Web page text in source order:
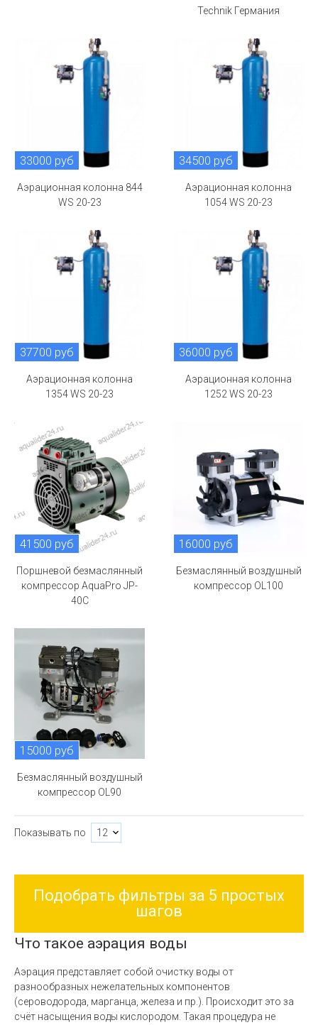
Technik Германия
33000 руб
Аэрационная колонна 844
WS 20-23
34500 руб
Аэрационная колонна
1054 WS 20-23
37700 руб
Аэрационная колонна
1354 WS 20-23
36000 руб
Аэрационная колонна
1252 WS 20-23
41500 руб
Поршневой безмаслянный
компрессор AquaPro JP-
40C
16000 руб
Безмаслянный воздушный
компрессор OL100
15000 руб
Безмаслянный воздушный
компрессор OL90
Показывать по
Подобрать фильтры за 5 простых
шагов
Что такое аэрация воды
Аэрация представляет собой очистку воды от
разнообразных нежелательных компонентов
(сероводорода, марганца, железа и пр.). Происходит это за
счёт насыщения воды кислородом. Такая процедура не